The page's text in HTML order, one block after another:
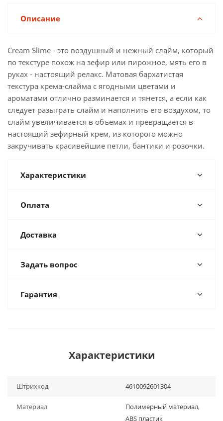
Описание
Cream Slime - это воздушный и нежный слайм, который
по текстуре похож на зефир или пирожное, мять его в
руках - настоящий релакс. Матовая бархатистая
текстура крема-слайма с ягодными цветами и
ароматами отлично разминается и тянется, а если как
следует разыграть слайм и наполнить его воздухом, то
слайм увеличивается в объемах и превращается в
настоящий зефирный крем, из которого можно
закручивать красивейшие петли, бантики и розочки.
Характеристики
Оплата
Доставка
Задать вопрос
Гарантия
Характеристики
Штрихкод 4610092601304
Материал
Полимерный материал,
ABS пластик